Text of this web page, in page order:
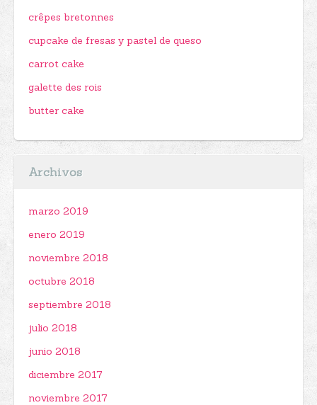
crêpes bretonnes
cupcake de fresas y pastel de queso
carrot cake
galette des rois
butter cake
Archivos
marzo 2019
enero 2019
noviembre 2018
octubre 2018
septiembre 2018
julio 2018
junio 2018
diciembre 2017
noviembre 2017